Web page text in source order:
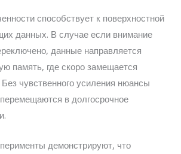
способствует к поверхностной
данных. В случае если внимание
данные направляется
память, где скоро замещается
чувственного усиления нюансы
в долгосрочное
демонстрируют, что